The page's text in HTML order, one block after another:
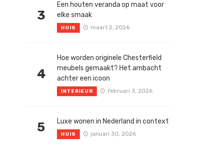
3
Een houten veranda op maat voor
elke smaak
HUIS maart 2, 2026
4
Hoe worden originele Chesterfield
meubels gemaakt? Het ambacht
achter een icoon
INTERIEUR februari 3, 2026
5 Luxe wonen in Nederland in context
HUIS januari 30, 2026